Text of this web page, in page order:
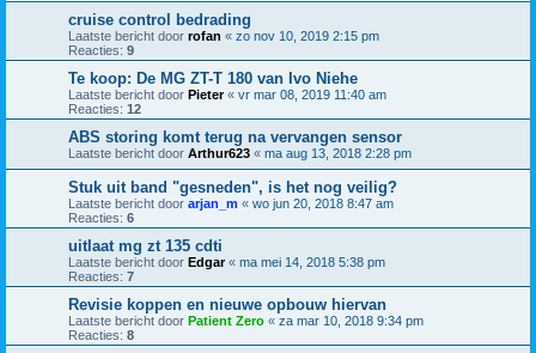
cruise control bedrading
Laatste bericht door rofan « zo nov 10, 2019 2:15 pm
Reacties: 9
Te koop: De MG ZT-T 180 van Ivo Niehe
Laatste bericht door Pieter« vr mar 08, 2019 11:40 am
Reacties: 12
ABS storing komt terug na vervangen sensor
Laatste bericht door Arthur623 « ma aug 13, 2018 2:28 pm
Stuk uit band "gesneden", is het nog veilig?
Laatste bericht door arjan_m « wo jun 20, 2018 8:47 am
Reacties: 6
uitlaat mg zt 135 cdti
Laatste bericht door Edgar« ma mei 14, 2018 5:38 pm
Reacties: 7
Revisie koppen en nieuwe opbouw hiervan
Laatste bericht door Patient Zero « za mar 10, 2018 9:34 pm
Reacties: 8